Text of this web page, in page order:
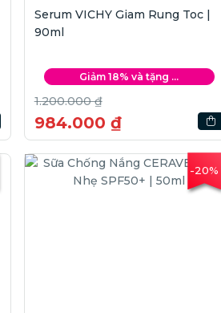
Serum VICHY Giam Rung Toc |
90ml
Giảm 18% và tặng ...
1.200.000 ₫
984.000 ₫
-20%